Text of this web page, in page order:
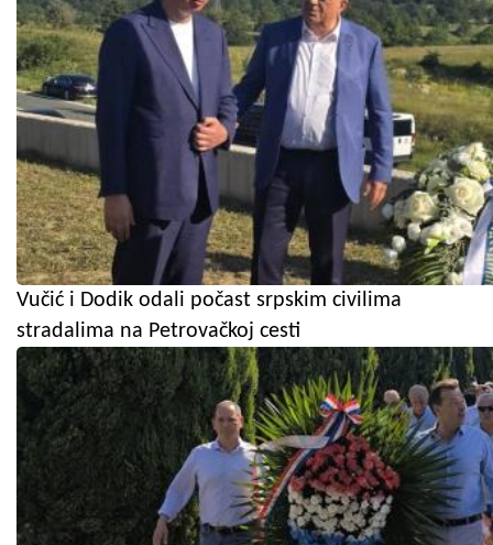
Vučić i Dodik odali počast srpskim civilima
stradalima na Petrovačkoj cesti